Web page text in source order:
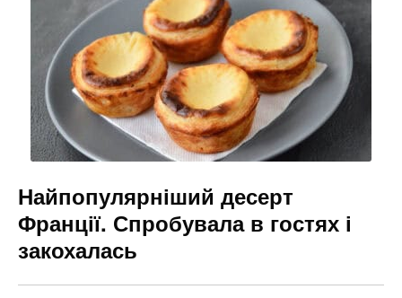
Найпопулярніший десерт
Франції. Спробувала в гостях і
закохалась